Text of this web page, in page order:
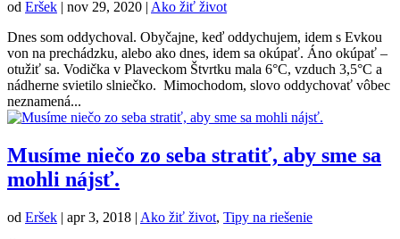
od Eršek | nov 29, 2020 | Ako žiť život
Dnes som oddychoval. Obyčajne, keď oddychujem, idem s Evkou
von na prechádzku, alebo ako dnes, idem sa okúpať. Áno okúpať –
otužiť sa. Vodička v Plaveckom Štvrtku mala 6°C, vzduch 3,5°C a
nádherne svietilo slniečko. Mimochodom, slovo oddychovať vôbec
neznamená...
Musíme niečo zo seba stratiť, aby sme sa
mohli nájsť.
od Eršek | apr 3, 2018 | Ako žiť život, Tipy na riešenie